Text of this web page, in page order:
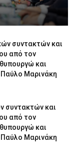
συντακτών και
από τον
και
Μαρινάκη
συντακτών και
από τον
και
Μαρινάκη